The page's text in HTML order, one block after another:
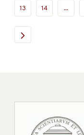
13 14 ...